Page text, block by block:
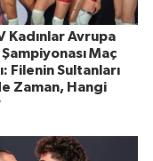
Kadınlar Avrupa
Maç
Filenin Sultanları
Zaman, Hangi